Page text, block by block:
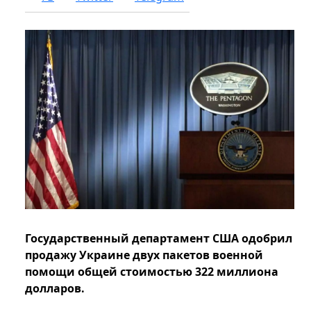
Государственный департамент США одобрил
продажу Украине двух пакетов военной
помощи общей стоимостью 322 миллиона
долларов.